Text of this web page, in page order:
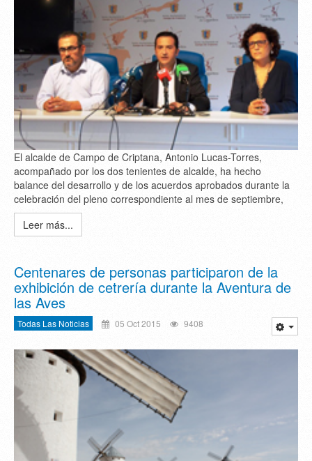
El alcalde de Campo de Criptana, Antonio Lucas-Torres,
acompañado por los dos tenientes de alcalde, ha hecho
balance del desarrollo y de los acuerdos aprobados durante la
celebración del pleno correspondiente al mes de septiembre,
Leer más...
Centenares de personas participaron de la
exhibición de cetrería durante la Aventura de
las Aves
Todas Las Noticias 05 Oct 2015 9408